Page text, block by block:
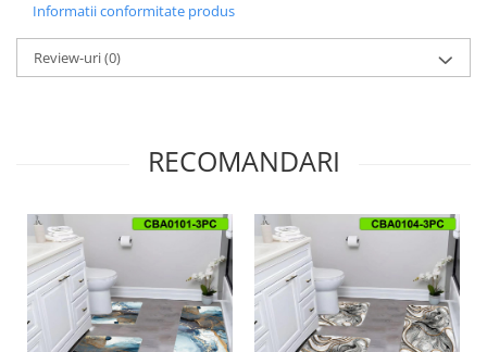
Informatii conformitate produs
Review-uri(0)
RECOMANDARI